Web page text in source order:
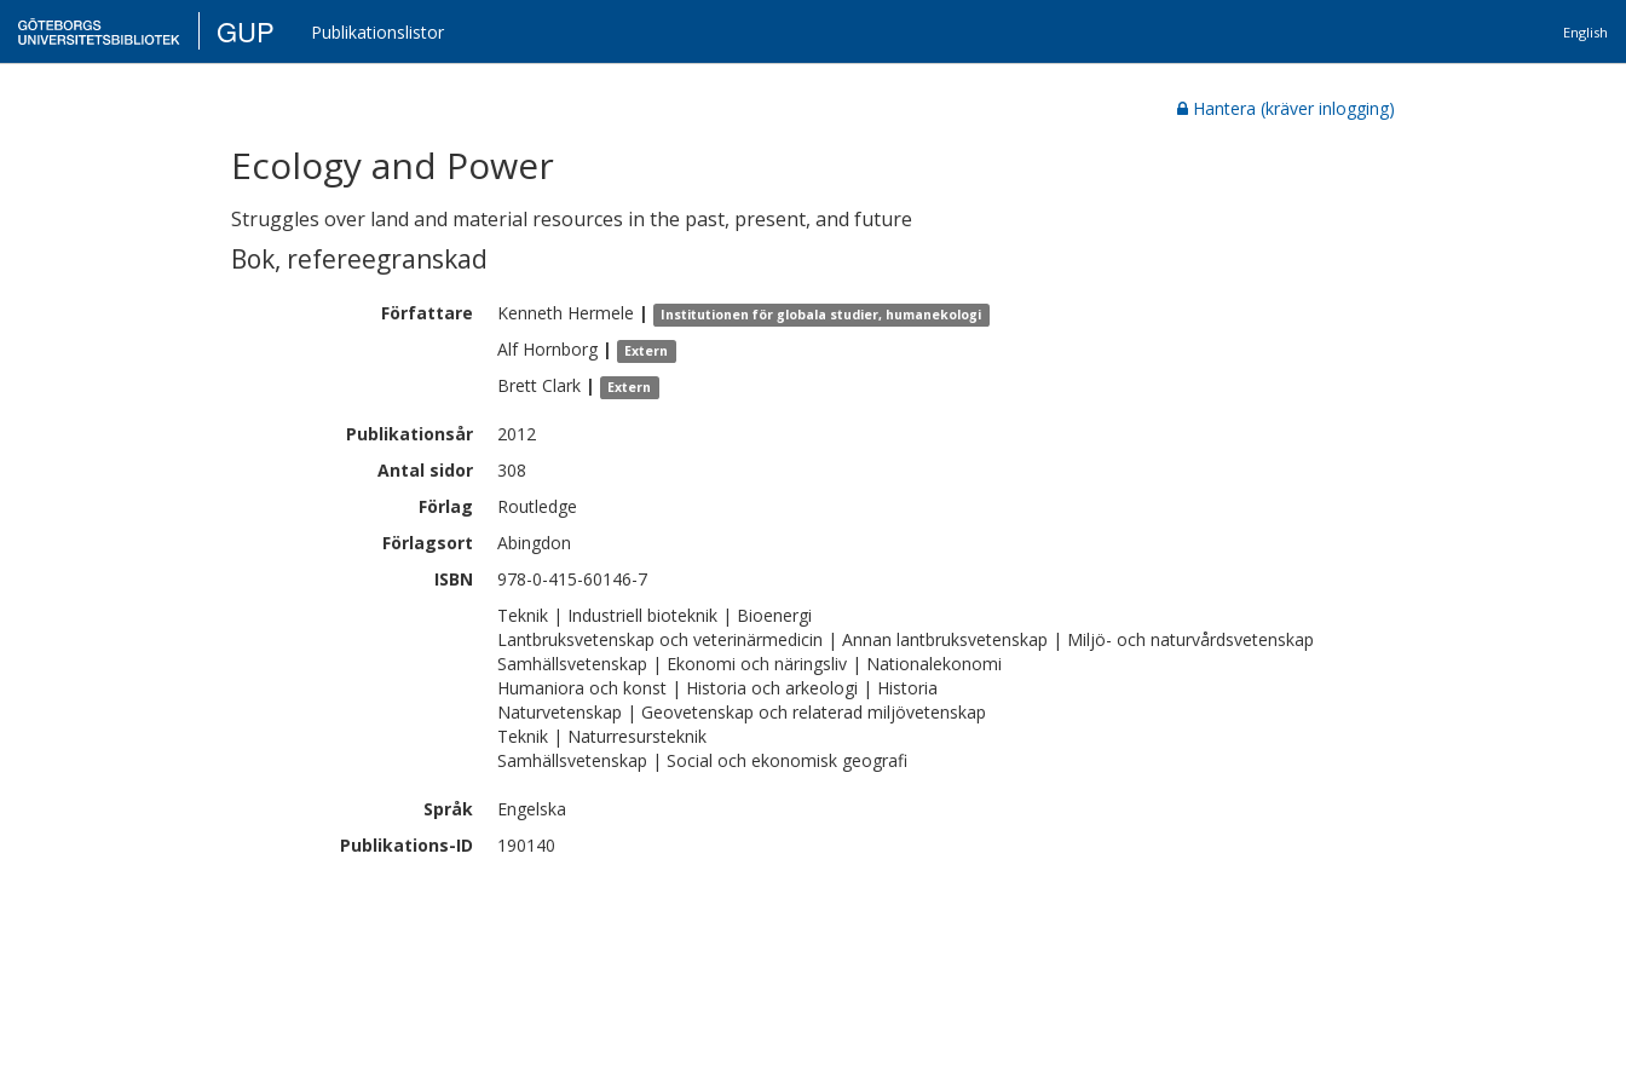
GUP Publikationslistor English
Hantera (kräver inlogging)
Ecology and Power
Struggles over land and material resources in the past, present, and future
Bok, refereegranskad
Författare Kenneth Hermele | Institutionen för globala studier, humanekologi
Alf Hornborg | Extern
Brett Clark | Extern
Publikationsår
2012
Antal sidor
308
Förlag
Routledge
Förlagsort
Abingdon
ISBN
978-0-415-60146-7
Teknik | Industriell bioteknik | Bioenergi
Lantbruksvetenskap och veterinärmedicin | Annan lantbruksvetenskap | Miljö- och naturvårdsvetenskap
Samhällsvetenskap | Ekonomi och näringsliv | Nationalekonomi
Humaniora och konst | Historia och arkeologi | Historia
Naturvetenskap | Geovetenskap och relaterad miljövetenskap
Teknik | Naturresursteknik
Samhällsvetenskap | Social och ekonomisk geografi
Språk
Engelska
Publikations-ID
190140